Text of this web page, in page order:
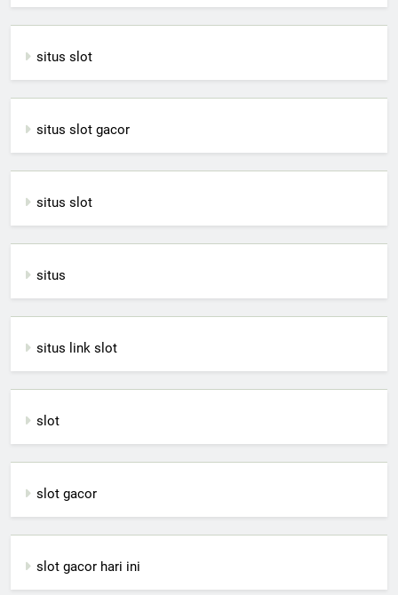
situs slot
situs slot gacor
situs slot
situs
situs link slot
slot
slot gacor
slot gacor hari ini